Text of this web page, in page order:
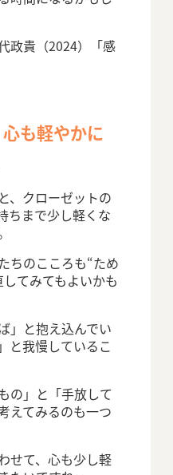
政貴（2024）「感
も軽やかに
、クローゼットの
ちまで少し軽くな
ちのこころも“ため
てみてもよいかも
」と抱え込んでい
と我慢しているこ
の」と「手放して
えてみるのも一つ
せて、心も少し軽